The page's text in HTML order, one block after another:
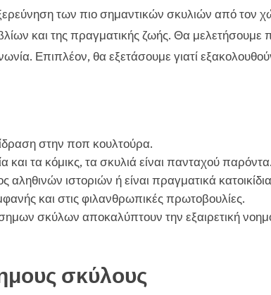
των πιο σημαντικών σκυλιών από τον
και της πραγματικής ζωής. Θα μελετήσουμε
Επιπλέον, θα εξετάσουμε γιατί
στην ποπ κουλτούρα.
και τα κόμικς, τα σκυλιά είναι πανταχού παρόντα.
ιστοριών ή είναι πραγματικά
και στις φιλανθρωπικές πρωτοβουλίες.
σκύλων αποκαλύπτουν την εξαιρετική
σκύλους